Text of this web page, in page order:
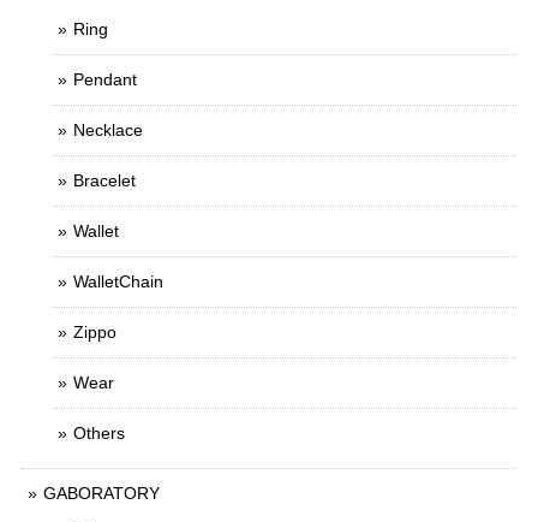
Ring
Pendant
Necklace
Bracelet
Wallet
WalletChain
Zippo
Wear
Others
GABORATORY